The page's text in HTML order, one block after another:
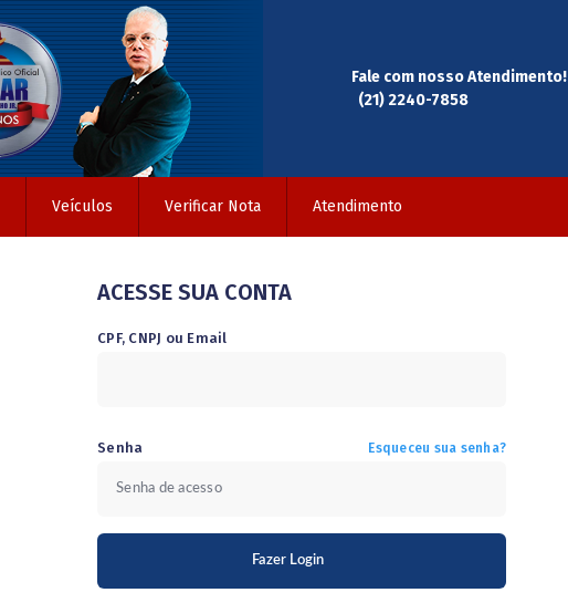
Fale com nosso Atendimento!
(21) 2240-7858
Veículos Verificar Nota Atendimento
ACESSE SUA CONTA
CPF, CNPJ ou Email
Senha Esqueceu sua senha?
Fazer Login